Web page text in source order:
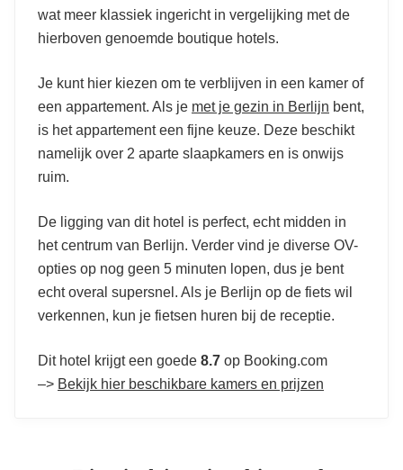
wat meer klassiek ingericht in vergelijking met de
hierboven genoemde boutique hotels.
Je kunt hier kiezen om te verblijven in een kamer of
een appartement. Als je met je gezin in Berlijn bent,
is het appartement een fijne keuze. Deze beschikt
namelijk over 2 aparte slaapkamers en is onwijs
ruim.
De ligging van dit hotel is perfect, echt midden in
het centrum van Berlijn. Verder vind je diverse OV-
opties op nog geen 5 minuten lopen, dus je bent
echt overal supersnel. Als je Berlijn op de fiets wil
verkennen, kun je fietsen huren bij de receptie.
Dit hotel krijgt een goede 8.7 op Booking.com
–> Bekijk hier beschikbare kamers en prijzen